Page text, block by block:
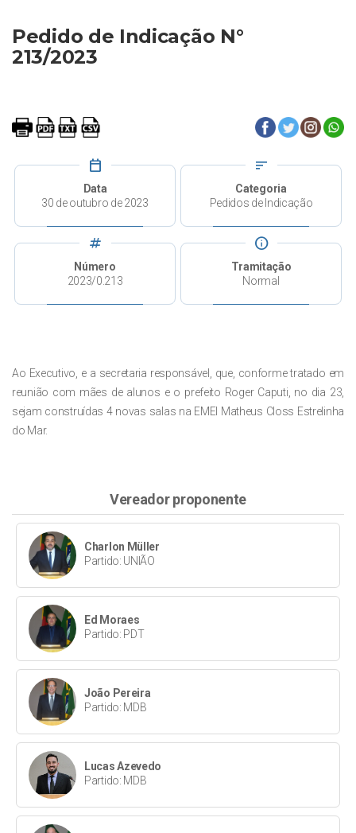
Pedido de Indicação N°
213/2023
calendar_today
Data
30 de outubro de 2023
sort
Categoria
Pedidos de Indicação
tag
Número
2023/0.213
info
Tramitação
Normal
Ao Executivo, e a secretaria responsável, que, conforme tratado em
reunião com mães de alunos e o prefeito Roger Caputi, no dia 23,
sejam construídas 4 novas salas na EMEI Matheus Closs Estrelinha
do Mar.
Vereador proponente
Charlon Müller
Partido: UNIÃO
Ed Moraes
Partido: PDT
João Pereira
Partido: MDB
Lucas Azevedo
Partido: MDB